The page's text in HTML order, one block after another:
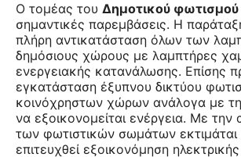
Ο τομέας του Δημοτικού φωτισμού
σημαντικές παρεμβάσεις. Η
πλήρη αντικατάσταση όλων των
δημόσιους χώρους με λαμπτήρες
ενεργειακής κατανάλωσης. Επίσης
εγκατάσταση έξυπνου δικτύου
κοινόχρηστων χώρων ανάλογα με
να εξοικονομείται ενέργεια. Με την
των φωτιστικών σωμάτων εκτιμάται
επιτευχθεί εξοικονόμηση